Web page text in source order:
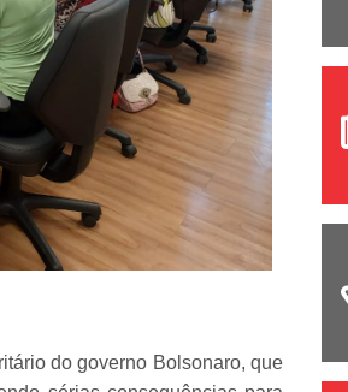
do governo Bolsonaro, que